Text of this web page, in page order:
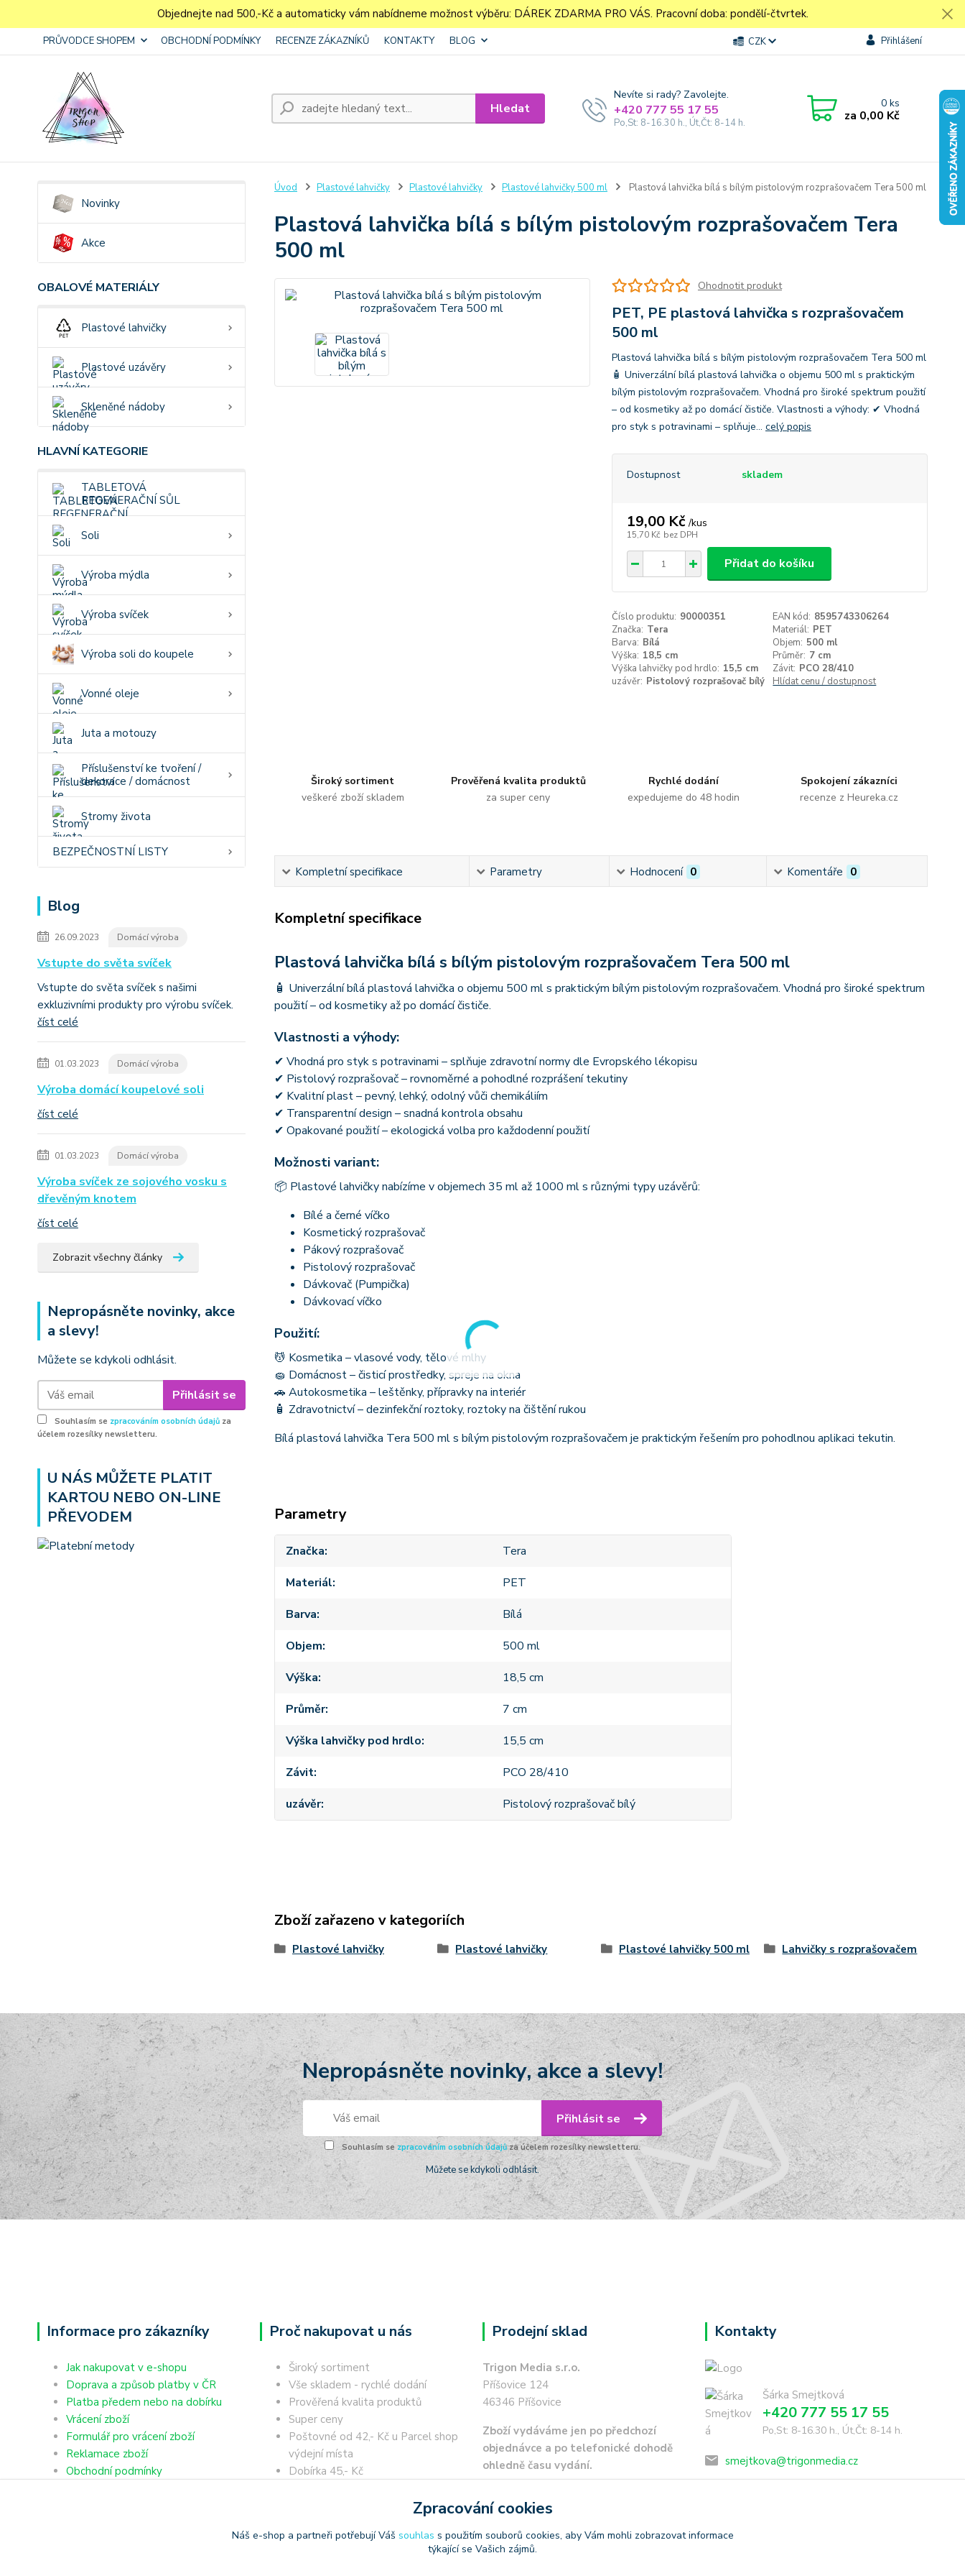
Objednejte nad 500,-Kč a automaticky vám nabídneme možnost výběru: DÁREK ZDARMA PRO VÁS. Pracovní doba: pondělí-čtvrtek.
PRŮVODCE SHOPEM OBCHODNÍ PODMÍNKY RECENZE ZÁKAZNÍKŮ KONTAKTY BLOG CZK Přihlášení
Hledat
Nevíte si rady? Zavolejte.
+420 777 55 17 55
Po,St: 8-16.30 h., Út,Čt: 8-14 h.
0ks
za 0,00 Kč
Novinky
Akce
OBALOVÉ MATERIÁLY
Plastové lahvičky
Plastové uzávěry
Skleněné nádoby
HLAVNÍ KATEGORIE
TABLETOVÁ
REGENERAČNÍ SŮL
Soli
Výroba mýdla
Výroba svíček
Výroba soli do koupele
Vonné oleje
Juta a motouzy
Příslušenství ke tvoření /
dekorace / domácnost
Stromy života
BEZPEČNOSTNÍ LISTY
Blog
26.09.2023 Domácí výroba
Vstupte do světa svíček
Vstupte do světa svíček s našimi
exkluzivními produkty pro výrobu svíček.
číst celé
01.03.2023 Domácí výroba
Výroba domácí koupelové soli
číst celé
01.03.2023 Domácí výroba
Výroba svíček ze sojového vosku s
dřevěným knotem
číst celé
Zobrazit všechny články
Nepropásněte novinky, akce
a slevy!
Můžete se kdykoli odhlásit.
Přihlásit se
Souhlasím se zpracováním osobních údajů za
účelem rozesílky newsletteru.
U NÁS MŮŽETE PLATIT
KARTOU NEBO ON-LINE
PŘEVODEM
Úvod Plastové lahvičky Plastové lahvičky Plastové lahvičky 500 ml Plastová lahvička bílá s bílým pistolovým rozprašovačem Tera 500 ml
Plastová lahvička bílá s bílým pistolovým rozprašovačem Tera
500 ml
Ohodnotit produkt
PET, PE plastová lahvička s rozprašovačem
500 ml
Plastová lahvička bílá s bílým pistolovým rozprašovačem Tera 500 ml
🧴 Univerzální bílá plastová lahvička o objemu 500 ml s praktickým
bílým pistolovým rozprašovačem. Vhodná pro široké spektrum použití
– od kosmetiky až po domácí čističe. Vlastnosti a výhody: ✔ Vhodná
pro styk s potravinami – splňuje... celý popis
Dostupnost skladem
19,00 Kč /kus
15,70 Kč bez DPH
Přidat do košíku
Číslo produktu: 90000351 EAN kód: 8595743306264
Značka: Tera Materiál: PET
Barva: Bílá Objem: 500 ml
Výška: 18,5 cm Průměr: 7 cm
Výška lahvičky pod hrdlo: 15,5 cm Závit: PCO 28/410
uzávěr: Pistolový rozprašovač bílý Hlídat cenu / dostupnost
Široký sortiment
veškeré zboží skladem
Prověřená kvalita produktů
za super ceny
Rychlé dodání
expedujeme do 48 hodin
Spokojení zákazníci
recenze z Heureka.cz
Kompletní specifikace Parametry Hodnocení 0 Komentáře 0
Kompletní specifikace
Plastová lahvička bílá s bílým pistolovým rozprašovačem Tera 500 ml
🧴 Univerzální bílá plastová lahvička o objemu 500 ml s praktickým bílým pistolovým rozprašovačem. Vhodná pro široké spektrum
použití – od kosmetiky až po domácí čističe.
Vlastnosti a výhody:
✔ Vhodná pro styk s potravinami – splňuje zdravotní normy dle Evropského lékopisu
✔ Pistolový rozprašovač – rovnoměrné a pohodlné rozprášení tekutiny
✔ Kvalitní plast – pevný, lehký, odolný vůči chemikáliím
✔ Transparentní design – snadná kontrola obsahu
✔ Opakované použití – ekologická volba pro každodenní použití
Možnosti variant:
📦 Plastové lahvičky nabízíme v objemech 35 ml až 1000 ml s různými typy uzávěrů:
Bílé a černé víčko
Kosmetický rozprašovač
Pákový rozprašovač
Pistolový rozprašovač
Dávkovač (Pumpička)
Dávkovací víčko
Použití:
💆 Kosmetika – vlasové vody, tělové mlhy
🧽 Domácnost – čisticí prostředky, spreje na okna
🚗 Autokosmetika – leštěnky, přípravky na interiér
🧴 Zdravotnictví – dezinfekční roztoky, roztoky na čištění rukou
Bílá plastová lahvička Tera 500 ml s bílým pistolovým rozprašovačem je praktickým řešením pro pohodlnou aplikaci tekutin.
Parametry
Značka
Tera
Materiál
PET
Barva
Bílá
Objem
500 ml
Výška
18,5 cm
Průměr
7 cm
Výška lahvičky pod hrdlo
15,5 cm
Závit
PCO 28/410
uzávěr
Pistolový rozprašovač bílý
Zboží zařazeno v kategoriích
Plastové lahvičky Plastové lahvičky Plastové lahvičky 500 ml Lahvičky s rozprašovačem
Nepropásněte novinky, akce a slevy!
Přihlásit se
Souhlasím se zpracováním osobních údajůza účelem rozesílky newsletteru.
Můžete se kdykoli odhlásit.
Informace pro zákazníky
Jak nakupovat v e-shopu
Doprava a způsob platby v ČR
Platba předem nebo na dobírku
Vrácení zboží
Formulář pro vrácení zboží
Reklamace zboží
Obchodní podmínky
Proč nakupovat u nás
Široký sortiment
Vše skladem - rychlé dodání
Prověřená kvalita produktů
Super ceny
Poštovné od 42,- Kč u Parcel shop
výdejní místa
Dobírka 45,- Kč
Prodejní sklad
Trigon Media s.r.o.
Příšovice 124
46346 Příšovice
Zboží vydáváme jen po předchozí
objednávce a po telefonické dohodě
ohledně času vydání.
Kontakty
Šárka Smejtková
+420 777 55 17 55
Po,St: 8-16.30 h., Út,Čt: 8-14 h.
smejtkova@trigonmedia.cz
Zpracování cookies
Náš e-shop a partneři potřebují Váš souhlas s použitím souborů cookies, aby Vám mohli zobrazovat informace
týkající se Vašich zájmů.